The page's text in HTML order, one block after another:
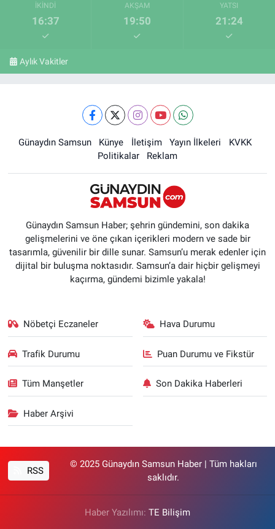
İKINDI
16:37
AKŞAM
19:50
YATSI
21:24
Aylık Vakitler
Günaydın Samsun Künye İletişim Yayın İlkeleri
KVKK
Politikalar
Reklam
Günaydın Samsun Haber; şehrin gündemini, son dakika
gelişmelerini ve öne çıkan içerikleri modern ve sade bir
tasarımla, güvenilir bir dille sunar. Samsun’u merak edenler için
dijital bir buluşma noktasıdır. Samsun’a dair hiçbir gelişmeyi
kaçırma, gündemi bizimle yakala!
Nöbetçi Eczaneler Hava Durumu
Trafik Durumu Puan Durumu ve Fikstür
Tüm Manşetler Son Dakika Haberleri
Haber Arşivi
RSS
© 2025 Günaydın Samsun Haber | Tüm hakları
saklıdır.
Haber Yazılımı: TE Bilişim